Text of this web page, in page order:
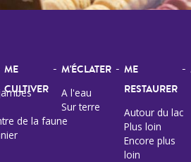
de la faune
ME
CULTIVER
- M'ÉCLATER
A l'eau
Sur terre
- ME
RESTAURER
Autour du lac
Plus loin
Encore plus
loin
-